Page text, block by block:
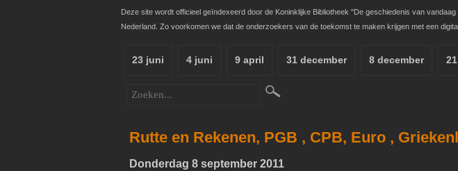
Deze site wordt officieel geïndexeerd door de Koninklijke Bibliotheek "De geschiedenis van
Nederland. Zo voorkomen we dat de onderzoekers van de toekomst te maken krijgen met een
23 juni 4 juni 9 april 31 december 8 december
Rutte en Rekenen, PGB , CPB, Euro ,
Donderdag 8 september 2011